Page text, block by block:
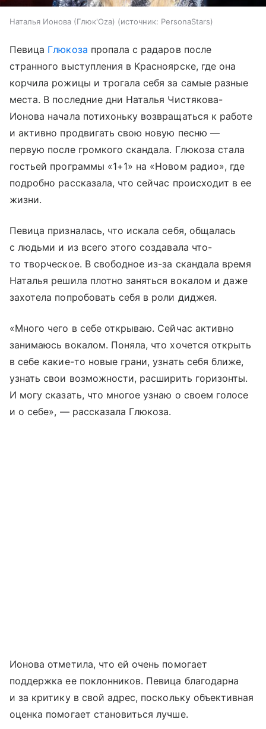
Наталья Ионова (Глюк'Oza) источник: PersonaStars
Певица Глюкоза пропала с радаров после
странного выступления в Красноярске, где она
корчила рожицы и трогала себя за самые разные
места. В последние дни Наталья Чистякова-
Ионова начала потихоньку возвращаться к работе
и активно продвигать свою новую песню —
первую после громкого скандала. Глюкоза стала
гостьей программы «1+1» на «Новом радио», где
подробно рассказала, что сейчас происходит в ее
жизни.
Певица призналась, что искала себя, общалась
с людьми и из всего этого создавала что-
то творческое. В свободное из-за скандала время
Наталья решила плотно заняться вокалом и даже
захотела попробовать себя в роли диджея.
«Много чего в себе открываю. Сейчас активно
занимаюсь вокалом. Поняла, что хочется открыть
в себе какие-то новые грани, узнать себя ближе,
узнать свои возможности, расширить горизонты.
И могу сказать, что многое узнаю о своем голосе
и о себе», — рассказала Глюкоза.
Ионова отметила, что ей очень помогает
поддержка ее поклонников. Певица благодарна
и за критику в свой адрес, поскольку объективная
оценка помогает становиться лучше.